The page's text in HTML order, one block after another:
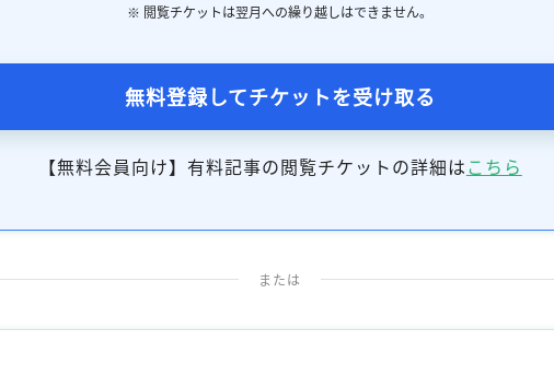
※ 閲覧チケットは翌月への繰り越しはできません。
無料登録してチケットを受け取る
【無料会員向け】有料記事の閲覧チケットの詳細はこちら
または
ログインが必要です